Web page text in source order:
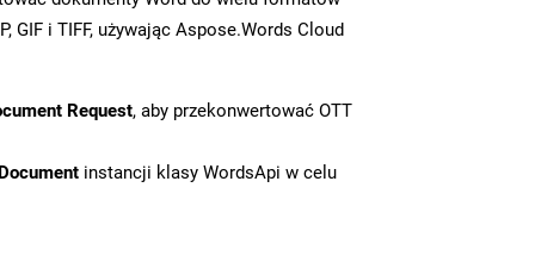
GIF i TIFF, używając Aspose.Words Cloud
Request, aby przekonwertować OTT
instancji klasy WordsApi w celu